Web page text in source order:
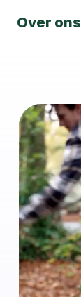
Over ons